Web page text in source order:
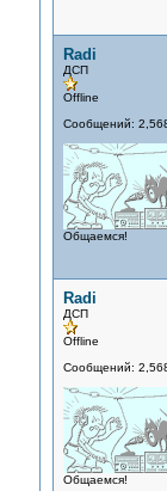
Radi
ДСП
Offline
Сообщений:
Общаемся!
Radi
ДСП
Offline
Сообщений:
Общаемся!